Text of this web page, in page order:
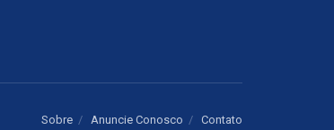
Sobre Anuncie Conosco Contato